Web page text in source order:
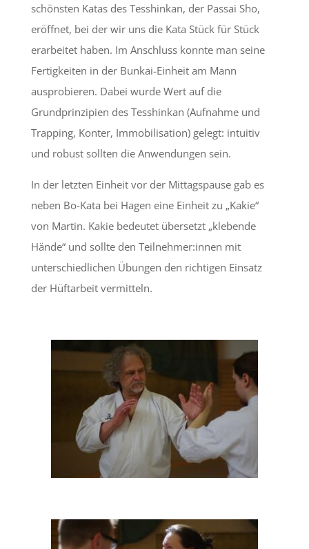
schönsten Katas des Tesshinkan, der Passai Sho,
eröffnet, bei der wir uns die Kata Stück für Stück
erarbeitet haben. Im Anschluss konnte man seine
Fertigkeiten in der Bunkai-Einheit am Mann
ausprobieren. Dabei wurde Wert auf die
Grundprinzipien des Tesshinkan (Aufnahme und
Trapping, Konter, Immobilisation) gelegt: intuitiv
und robust sollten die Anwendungen sein.
In der letzten Einheit vor der Mittagspause gab es
neben Bo-Kata bei Hagen eine Einheit zu „Kakie“
von Martin. Kakie bedeutet übersetzt „klebende
Hände“ und sollte den Teilnehmer:innen mit
unterschiedlichen Übungen den richtigen Einsatz
der Hüftarbeit vermitteln.